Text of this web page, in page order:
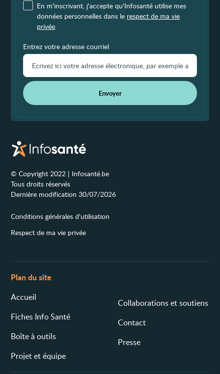
En m'inscrivant, j'accepte qu'Infosanté utilise mes
données personnelles dans le respect de ma vie
privée
Entrez votre adresse courriel
Envoyer
© Copyright 2022 | Infosanté.be
Tous droits réservés
Dernière modification 30/07/2026
Conditions générales d'utilisation
Respect de ma vie privée
Plan du site
Accueil
Fiches Info Santé
Boîte à outils
Projet et équipe
Collaborations et soutiens
Contact
Presse